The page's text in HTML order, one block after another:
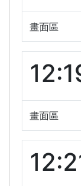
畫面區
畫面區